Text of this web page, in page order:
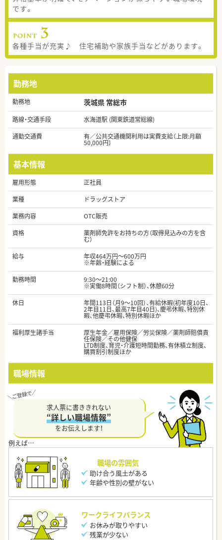
です。
各種手当が充実♪ 住宅補助や家族手当などがあります。
勤務地
勤務地 茨城県 常総市
路線・交通手段
水海道駅 (関東鉄道常総線)
通勤交通費
有／公共交通機関利用は実費支給（上限:月額
50,000円）
基本情報
雇用形態
正社員
業種
ドラッグストア
業務内容
OTC販売
資格
薬剤師免許をお持ちの方（取得見込みの方を含
む）
給与
年収464万円～600万円
※年齢・経験による
勤務時間
9:30～21:00
※実働8時間（シフト制）、休憩60分
休日
年間113日（月9～10回）、有給休暇(初年度10日、
2年目11日、最高7年目40日)、慶弔休暇、特別休
暇、他慶弔休暇、特別休暇ほか
福利厚生諸手当
厚生年金／雇用保険／労災保険／薬剤師賠償責
任保険／その他健保
LTD制度、育児・介護短時間勤務、有休積立制度、
購買割引制度ほか
職場情報
求人票に書ききれない
“詳しい職場情報”
をお伝えします！
職場の雰囲気
助け合う風土がある
年齢や性別の壁がない
ワークライフバランス
お休みが取りやすい
残業が少ない